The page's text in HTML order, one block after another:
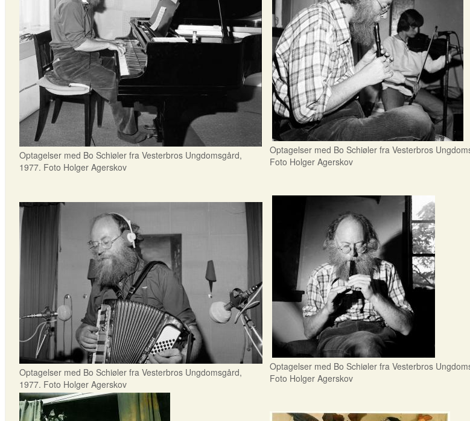
Optagelser med Bo Schiøler fra Vesterbros Ungdomsgård,
1977. Foto Holger Agerskov
Optagelser med Bo Schiøler fra Vesterbros
Foto Holger Agerskov
Optagelser med Bo Schiøler fra Vesterbros Ungdomsgård,
1977. Foto Holger Agerskov
Optagelser med Bo Schiøler fra Vesterbros
Foto Holger Agerskov